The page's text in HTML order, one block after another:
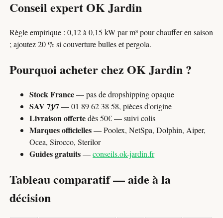
Conseil expert OK Jardin
Règle empirique : 0,12 à 0,15 kW par m³ pour chauffer en saison
; ajoutez 20 % si couverture bulles et pergola.
Pourquoi acheter chez OK Jardin ?
Stock France— pas de dropshipping opaque
SAV 7j/7— 01 89 62 38 58, pièces d'origine
Livraison offertedès 50€ — suivi colis
Marques officielles— Poolex, NetSpa, Dolphin, Aiper,
Ocea, Sirocco, Sterilor
Guides gratuits—conseils.ok-jardin.fr
Tableau comparatif — aide à la
décision